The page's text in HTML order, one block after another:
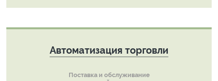
Автоматизация торговли
Поставка и обслуживание